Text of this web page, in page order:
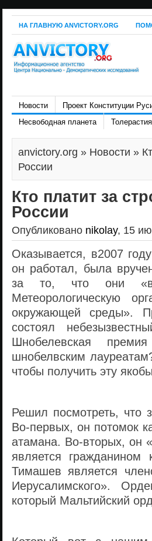
НА ГЛАВНУЮ ANVICTORY.ORG
Новости Проект Конституции
Несвободная планета
Толерастия
anvictory.org » Новости »
России
Кто платит за
России
Опубликовано nikolay, 15
Оказывается, в2007
он работал, была
за то, что они
Метеорологическую
окружающей среды».
состоял
Шнобелевская
шнобелвским
чтобы получить эту
Решил посмотреть, что
Во-первых, он потомок
атамана. Во-вторых, он
является
Тимашев является
Иерусалимского».
который Мальтийский